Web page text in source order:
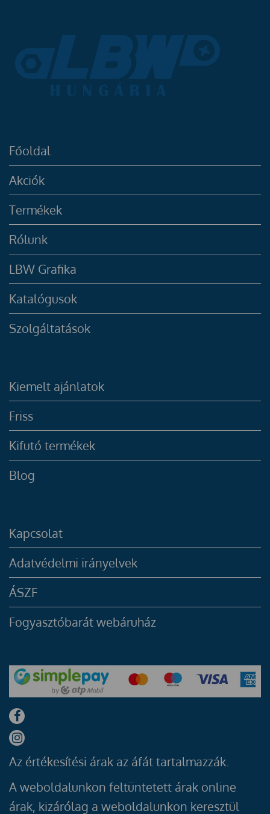
Főoldal
Akciók
Termékek
Rólunk
LBW Grafika
Katalógusok
Szolgáltatások
Kiemelt ajánlatok
Friss
Kifutó termékek
Blog
Kapcsolat
Adatvédelmi irányelvek
ÁSZF
Fogyasztóbarát webáruház
Az értékesítési árak az áfát tartalmazzák.
A weboldalunkon feltüntetett árak online
árak, kizárólag a weboldalunkon keresztül